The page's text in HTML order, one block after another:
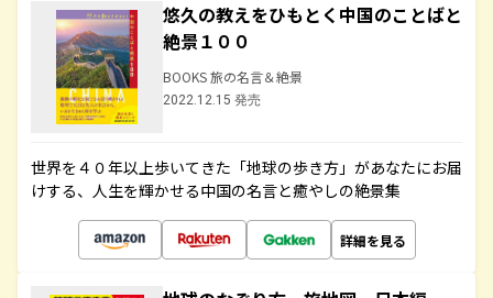
悠久の教えをひもとく中国のことばと
絶景１００
BOOKS 旅の名言＆絶景
2022.12.15 発売
世界を４０年以上歩いてきた「地球の歩き方」があなたにお届
けする、人生を輝かせる中国の名言と癒やしの絶景集
詳細を見る